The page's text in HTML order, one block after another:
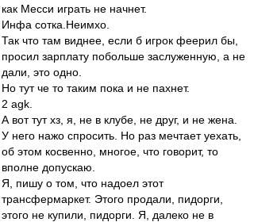
как Месси играть не начнет.
Инфа сотка.Неимхо.
Так что там виднее, если б игрок феерил бы,
просил зарплату побольше заслуженную, а не
дали, это одно.
Но тут че то таким пока и не пахнет.
2 agk.
А вот тут хз, я, не в клубе, не друг, и не жена.
У него нажо спросить. Но раз мечтает уехать,
об этом косвенно, многое, что говорит, то
вполне допускаю.
Я, пишу о том, что надоел этот
трансфермаркет. Этого продали, пидорги,
этого не купили, пидорги. Я, далеко не в